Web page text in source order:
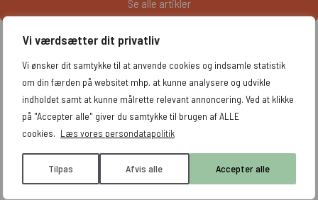
Vi værdsætter dit privatliv
Vi ønsker dit samtykke til at anvende cookies og indsamle statistik
om din færden på websitet mhp. at kunne analysere og udvikle
indholdet samt at kunne målrette relevant annoncering. Ved at klikke
på "Accepter alle" giver du samtykke til brugen af ALLE
cookies. Læs vores persondatapolitik
Tilpas Afvis alle Accepter alle
Se alle artikler
Få tips og tricks leveret direkte til din indbakke